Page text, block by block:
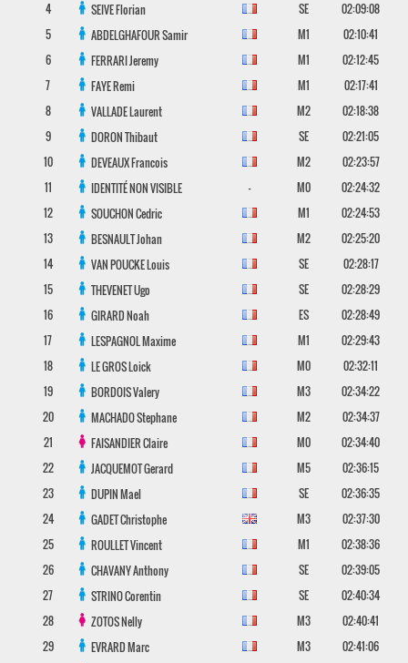
4
SEIVEFlorian SE
02:09:08
5
ABDELGHAFOURSamir M1
02:10:41
6
FERRARIJeremy M1
02:12:45
7
FAYERemi M1
02:17:41
8
VALLADELaurent M2
02:18:38
9
DORONThibaut SE
02:21:05
10
DEVEAUXFrancois M2
02:23:57
11
IDENTITÉ NON VISIBLE - M0
02:24:32
12
SOUCHONCedric M1
02:24:53
13
BESNAULTJohan M2
02:25:20
14
VAN POUCKELouis SE
02:28:17
15
THEVENETUgo SE
02:28:29
16
GIRARDNoah ES
02:28:49
17
LESPAGNOLMaxime M1
02:29:43
18
LE GROSLoick M0
02:32:11
19
BORDOISValery M3
02:34:22
20
MACHADOStephane M2
02:34:37
21
FAISANDIERClaire M0
02:34:40
22
JACQUEMOTGerard M5
02:36:15
23
DUPINMael SE
02:36:35
24
GADETChristophe M3
02:37:30
25
ROULLETVincent M1
02:38:36
26
CHAVANYAnthony SE
02:39:05
27
STRINOCorentin SE
02:40:34
28
ZOTOSNelly M3
02:40:41
29
EVRARDMarc M3
02:41:06